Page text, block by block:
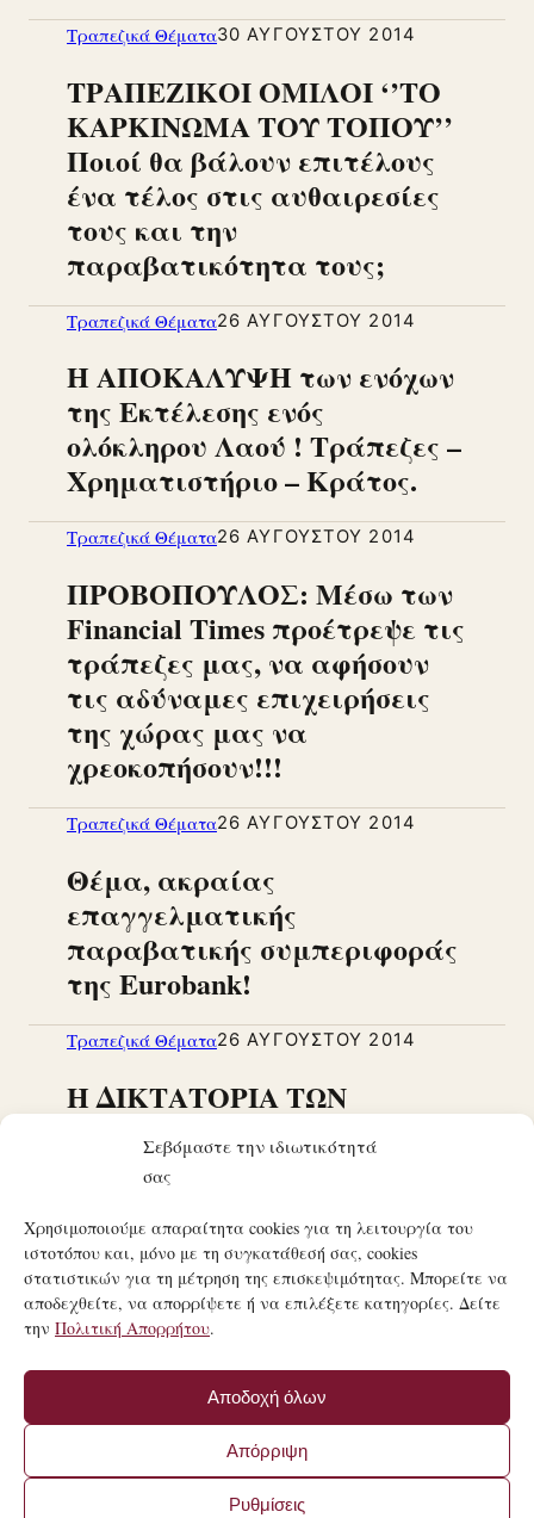
Σεβόμαστε την ιδιωτικότητά
σας
Χρησιμοποιούμε απαραίτητα cookies για τη λειτουργία του
ιστοτόπου και, μόνο με τη συγκατάθεσή σας, cookies
στατιστικών για τη μέτρηση της επισκεψιμότητας. Μπορείτε να
αποδεχθείτε, να απορρίψετε ή να επιλέξετε κατηγορίες. Δείτε
την Πολιτική Απορρήτου.
Αποδοχή όλων
Απόρριψη
Ρυθμίσεις
Τραπεζικά Θέματα30 ΑΥΓΟΎΣΤΟΥ 2014
ΤΡΑΠΕΖΙΚΟΙ ΟΜΙΛΟΙ ‘’ΤΟ
ΚΑΡΚΙΝΩΜΑ ΤΟΥ ΤΟΠΟΥ’’
Ποιοί θα βάλουν επιτέλους
ένα τέλος στις αυθαιρεσίες
τους και την
παραβατικότητα τους;
Τραπεζικά Θέματα26 ΑΥΓΟΎΣΤΟΥ 2014
Η ΑΠΟΚΑΛΥΨΗ των ενόχων
της Εκτέλεσης ενός
ολόκληρου Λαού ! Τράπεζες –
Χρηματιστήριο – Κράτος.
Τραπεζικά Θέματα26 ΑΥΓΟΎΣΤΟΥ 2014
ΠΡΟΒΟΠΟΥΛΟΣ: Μέσω των
Financial Times προέτρεψε τις
τράπεζες μας, να αφήσουν
τις αδύναμες επιχειρήσεις
της χώρας μας να
χρεοκοπήσουν!!!
Τραπεζικά Θέματα26 ΑΥΓΟΎΣΤΟΥ 2014
Θέμα, ακραίας
επαγγελματικής
παραβατικής συμπεριφοράς
της Eurobank!
Τραπεζικά Θέματα26 ΑΥΓΟΎΣΤΟΥ 2014
Η ΔΙΚΤΑΤΟΡΙΑ ΤΩΝ
ΤΡΑΠΕΖΙΚΩΝ ΟΜΙΛΩΝ !
21ΟΣ ΑΙΏΝΑΣ
ΠΟΛΙΤΙΚΉ ΑΠΟΡΡΉΤΟΥ
ΚΑΤΑΣΚΕΥΉ ΙΣΤΟΣΕΛΊΔΑΣ BY